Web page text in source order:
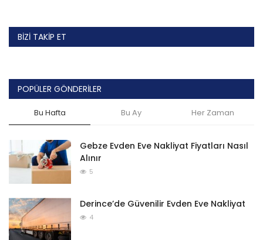
BIZI TAKIP ET
POPÜLER GÖNDERILER
Bu Hafta Bu Ay Her Zaman
Gebze Evden Eve Nakliyat Fiyatları Nasıl
Alınır
5
Derince’de Güvenilir Evden Eve Nakliyat
4